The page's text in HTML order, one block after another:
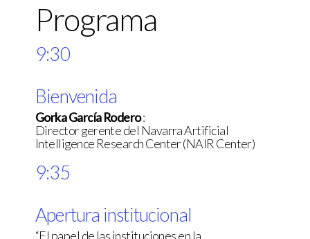
Programa
9:30
Bienvenida
Gorka García Rodero:
Director gerente del Navarra Artificial
Intelligence Research Center (NAIR Center)
9:35
Apertura institucional
“El papel de las instituciones en la